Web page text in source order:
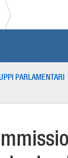
PARLAMENTARI